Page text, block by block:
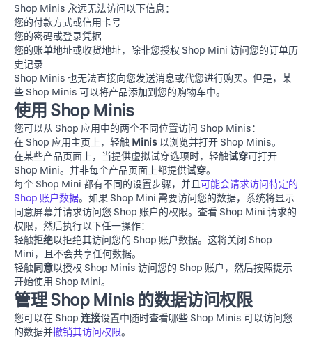
Shop Minis 永远无法访问以下信息：
您的付款方式或信用卡号
您的密码或登录凭据
您的账单地址或收货地址，除非您授权 Shop Mini 访问您的订单历
史记录
Shop Minis 也无法直接向您发送消息或代您进行购买。但是，某
些 Shop Minis 可以将产品添加到您的购物车中。
使用 Shop Minis
您可以从 Shop 应用中的两个不同位置访问 Shop Minis：
在 Shop 应用主页上，轻触 Minis 以浏览并打开 Shop Minis。
在某些产品页面上，当提供虚拟试穿选项时，轻触试穿可打开
Shop Mini。并非每个产品页面上都提供试穿。
每个 Shop Mini 都有不同的设置步骤，并且可能会请求访问特定的
Shop 账户数据。如果 Shop Mini 需要访问您的数据，系统将显示
同意屏幕并请求访问您 Shop 账户的权限。查看 Shop Mini 请求的
权限，然后执行以下任一操作：
轻触拒绝以拒绝其访问您的 Shop 账户数据。这将关闭 Shop
Mini，且不会共享任何数据。
轻触同意以授权 Shop Minis 访问您的 Shop 账户，然后按照提示
开始使用 Shop Mini。
管理 Shop Minis 的数据访问权限
您可以在 Shop 连接设置中随时查看哪些 Shop Minis 可以访问您
的数据并撤销其访问权限。